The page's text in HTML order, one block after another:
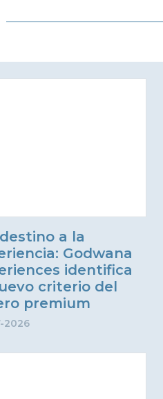
a la
Godwana
identifica
criterio del
premium
2026